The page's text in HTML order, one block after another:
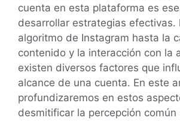
cuenta en esta plataforma es
desarrollar estrategias efectivas.
algoritmo de Instagram hasta la
contenido y la interacción con la
existen diversos factores que
alcance de una cuenta. En este
profundizaremos en estos
desmitificar la percepción común